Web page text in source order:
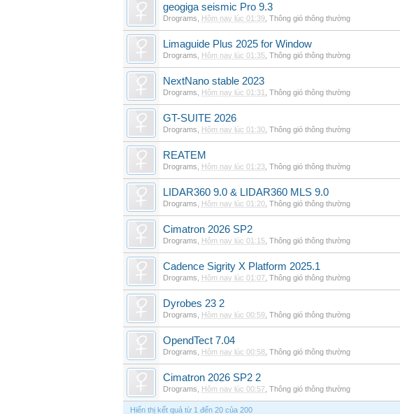
geogiga seismic Pro 9.3
Drograms Hôm nay lúc 01:39 Thông gió thông thường
Limaguide Plus 2025 for Window
Drograms Hôm nay lúc 01:35 Thông gió thông thường
NextNano stable 2023
Drograms Hôm nay lúc 01:31 Thông gió thông thường
GT-SUITE 2026
Drograms Hôm nay lúc 01:30 Thông gió thông thường
REATEM
Drograms Hôm nay lúc 01:23 Thông gió thông thường
LIDAR360 9.0 & LIDAR360 MLS 9.0
Drograms Hôm nay lúc 01:20 Thông gió thông thường
Cimatron 2026 SP2
Drograms Hôm nay lúc 01:15 Thông gió thông thường
Cadence Sigrity X Platform 2025.1
Drograms Hôm nay lúc 01:07 Thông gió thông thường
Dyrobes 23 2
Drograms Hôm nay lúc 00:59 Thông gió thông thường
OpendTect 7.04
Drograms Hôm nay lúc 00:58 Thông gió thông thường
Cimatron 2026 SP2 2
Drograms Hôm nay lúc 00:57 Thông gió thông thường
Hiển thị kết quả từ 1 đến 20 của 200